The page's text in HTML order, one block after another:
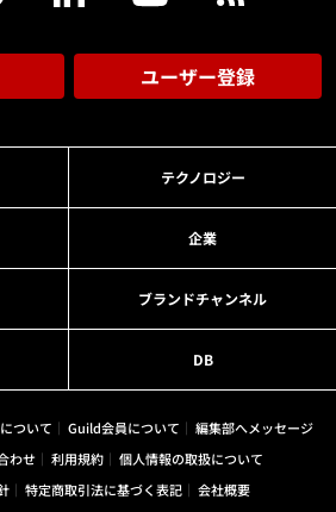
ユーザー登録
テクノロジー
企業
ブランドチャンネル
DB
ついて Guild会員について
編集部へメッセージ
わせ
利用規約
個人情報の取扱について
特定商取引法に基づく表記
会社概要